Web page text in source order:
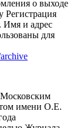
о выходе
Регистрация
Имя и адрес
для
имени О.Е.